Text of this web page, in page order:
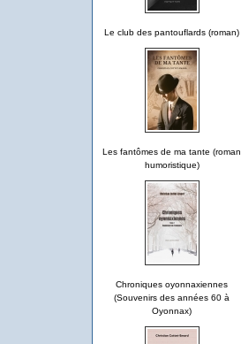
Le club des pantouflards (roman)
Les fantômes de ma tante (roman
humoristique)
Chroniques oyonnaxiennes
(Souvenirs des années 60 à
Oyonnax)